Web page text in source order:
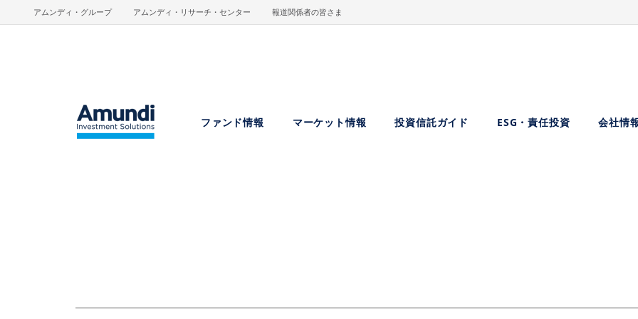
メインコンテンツに移動
アムンディ・グループ アムンディ・リサーチ・センター 報道関係者の皆さま
ファンド情報 マーケット情報 投資信託ガイド ESG・責任投資 会社情